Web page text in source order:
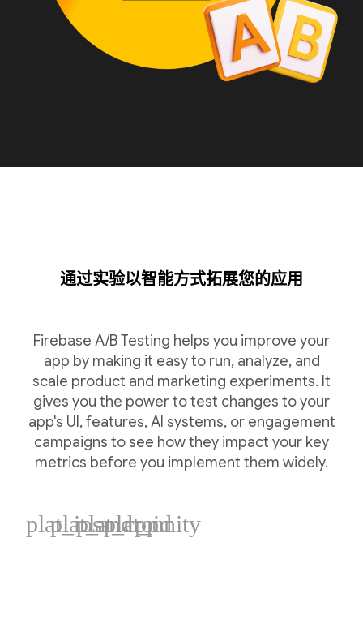
通过实验以智能方式拓展您的应用
Firebase A/B Testing helps you improve your
app by making it easy to run, analyze, and
scale product and marketing experiments. It
gives you the power to test changes to your
app's UI, features, AI systems, or engagement
campaigns to see how they impact your key
metrics before you implement them widely.
plat_ios
plat_android
plat_cpp
plat_unity